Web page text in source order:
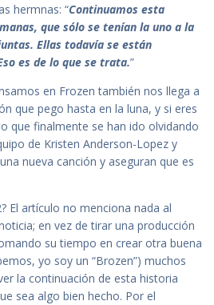
hermnas: “Continuamos esta
que sólo se tenían la uno a la
Ellas todavía se están
es de lo que se trata.”
en Frozen también nos llega a
que pego hasta en la luna, y si eres
que finalmente se han ido olvidando
de Kristen Anderson-Lopez y
nueva canción y aseguran que es
El artículo no menciona nada al
en vez de tirar una producción
su tiempo en crear otra buena
yo soy un “Brozen”) muchos
la continuación de esta historia
sea algo bien hecho. Por el